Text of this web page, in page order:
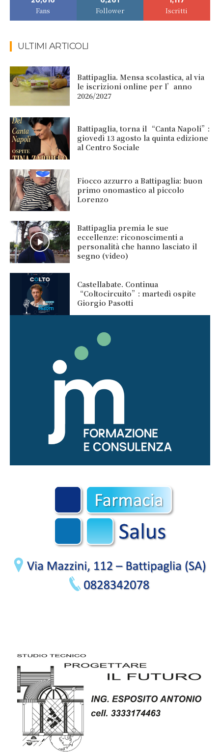
Fans Follower Iscritti
ULTIMI ARTICOLI
Battipaglia. Mensa scolastica, al via
le iscrizioni online per l’anno
2026/2027
Battipaglia, torna il “Canta Napoli”:
giovedì 13 agosto la quinta edizione
al Centro Sociale
Fiocco azzurro a Battipaglia: buon
primo onomastico al piccolo
Lorenzo
Battipaglia premia le sue
eccellenze: riconoscimenti a
personalità che hanno lasciato il
segno (video)
Castellabate. Continua
“Coltocircuito”: martedì ospite
Giorgio Pasotti